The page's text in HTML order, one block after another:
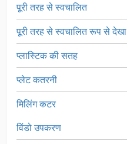
पूरी तरह से स्वचालित
पूरी तरह से स्वचालित रूप से देखा
प्लास्टिक की सतह
प्लेट कतरनी
मिलिंग कटर
विंडो उपकरण